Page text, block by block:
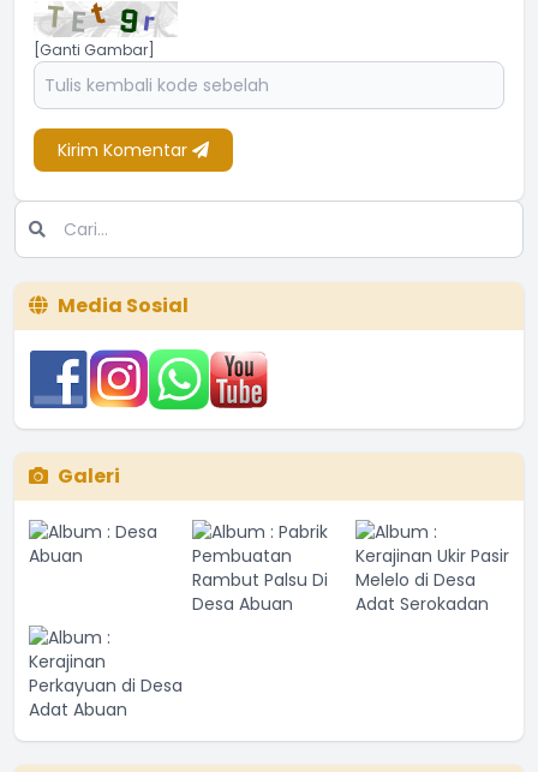
[Ganti Gambar]
Kirim Komentar
Media Sosial
Galeri